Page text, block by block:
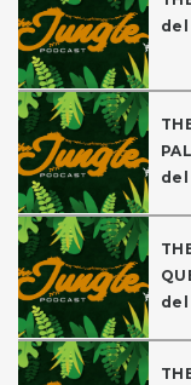
del
del
del